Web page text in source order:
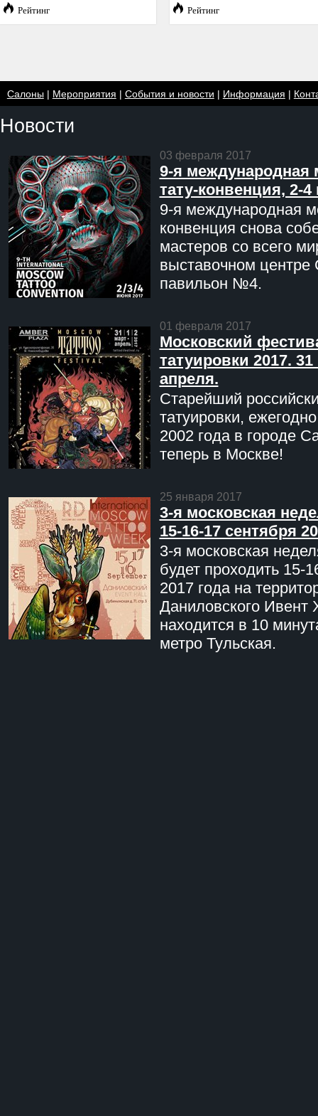
Рейтинг Рейтинг
Салоны| Мероприятия | События и новости | Информация |
Новости
03 февраля 2017
9-я международная
тату-конвенция, 2-
9-я международная
конвенция снова
мастеров со всего
выставочном центре
павильон №4.
01 февраля 2017
Московский
татуировки 2017. 31
апреля.
Старейший
татуировки,
2002 года в городе
теперь в Москве!
25 января 2017
3-я московская
15-16-17 сентября
3-я московская
будет проходить 15-
2017 года на
Даниловского Ивент
находится в 10
метро Тульская.